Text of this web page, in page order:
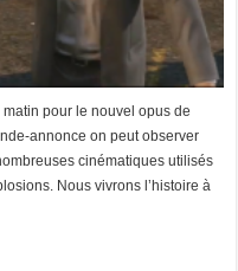
pour le nouvel opus de
annonce on peut observer
cinématiques utilisés
Nous vivrons l’histoire à